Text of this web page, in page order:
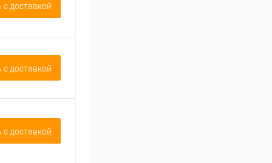
c доставкой
c доставкой
c доставкой